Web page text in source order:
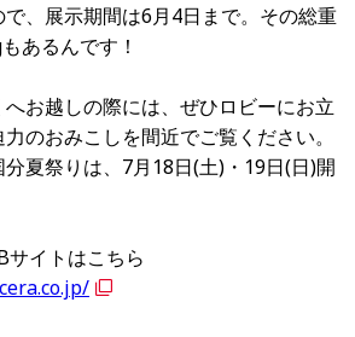
、展示期間は6月4日まで。その総重
あるんです！
お越しの際には、ぜひロビーにお立
のおみこしを間近でご覧ください。
夏祭りは、7月18日(土)・19日(日)開
サイトはこちら